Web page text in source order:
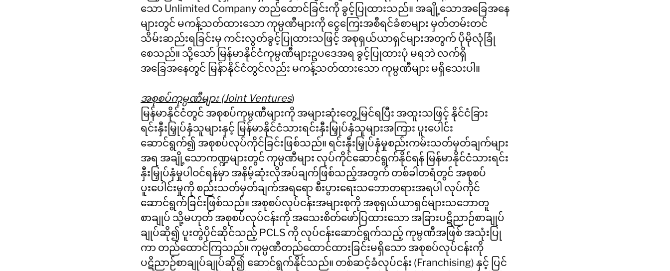
သော Unlimited Company တည်ထောင်ခြင်းကို ခွင့်ပြုထားသည်။ အချို့သောအခြေအနေ
များတွင် မကန့်သတ်ထားသော ကုမ္ပဏီများကို ငွေကြေးအစီရင်ခံစာများ မှတ်တမ်းတင်
သိမ်းဆည်းရခြင်းမှ ကင်းလွတ်ခွင့်ပြုထားသဖြင့် အစုရှယ်ယာရှင်များအတွက် ပိုမိုလုံခြုံ
စေသည်။ သို့သော် မြန်မာနိုင်ငံကုမ္ပဏီများဥပဒေအရ ခွင့်ပြုထားပုံ မရဘဲ လက်ရှိ
အခြေအနေတွင် မြန်ာနိုင်ငံတွင်လည်း မကန့်သတ်ထားသော ကုမ္ပဏီများ မရှိသေးပါ။
အစုစပ်ကုမ္ပဏီများ (Joint Ventures)
မြန်မာနိုင်ငံတွင် အစုစပ်ကုမ္ပဏီများကို အများဆုံးတွေ့မြင်ရပြီး အထူးသဖြင့် နိုင်ငံခြား
ရင်းနှီးမြှုပ်နှံသူများနှင့် မြန်မာနိုင်ငံသားရင်းနှီးမြှုပ်နှံသူများအကြား ပူးပေါင်း
ဆောင်ရွက်၍ အစုစပ်လုပ်ကိုင်ခြင်းဖြစ်သည်။ ရင်းနှီးမြှုပ်နှံမှုစည်းကမ်းသတ်မှတ်ချက်များ
အရ အချို့သောကဏ္ဍများတွင် ကုမ္ပဏီများ လုပ်ကိုင်ဆောင်ရွက်နိုင်ရန် မြန်မာနိုင်ငံသားရင်း
နှီးမြှုပ်နှံမှုပါဝင်ရန်မှာ အနိမ့်ဆုံးလိုအပ်ချက်ဖြစ်သည့်အတွက် တစ်ခါတရံတွင် အစုစပ်
ပူးပေါင်းမှုကို စည်းသတ်မှတ်ချက်အရရော စီးပွားရေးသဘောတရားအရပါ လုပ်ကိုင်
ဆောင်ရွက်ခြင်းဖြစ်သည်။ အစုစပ်လုပ်ငန်းအများစုကို အစုရှယ်ယာရှင်များသဘောတူ
စာချုပ် သို့မဟုတ် အစုစပ်လုပ်ငန်းကို အသေးစိတ်ဖော်ပြထားသော အခြားပဋိညာဉ်စာချုပ်
ချုပ်ဆို၍ ပူးတွဲပိုင်ဆိုင်သည့် PCLS ကို လုပ်ငန်းဆောင်ရွက်သည့် ကုမ္ပဏီအဖြစ် အသုံးပြု
ကာ တည်ထောင်ကြသည်။ ကုမ္ပဏီတည်ထောင်ထားခြင်းမရှိသော အစုစပ်လုပ်ငန်းကို
ပဋိညာဉ်စာချုပ်ချုပ်ဆို၍ ဆောင်ရွက်နိုင်သည်။ တစ်ဆင့်ခံလုပ်ငန်း (Franchising) နှင့် ပြင်